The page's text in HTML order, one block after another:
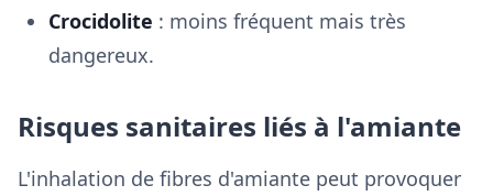
Crocidolite : moins fréquent mais très
dangereux.
Risques sanitaires liés à l'amiante
L'inhalation de fibres d'amiante peut provoquer